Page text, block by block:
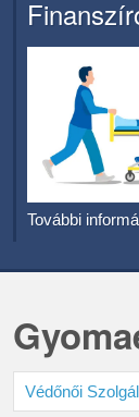
További
Védőnői